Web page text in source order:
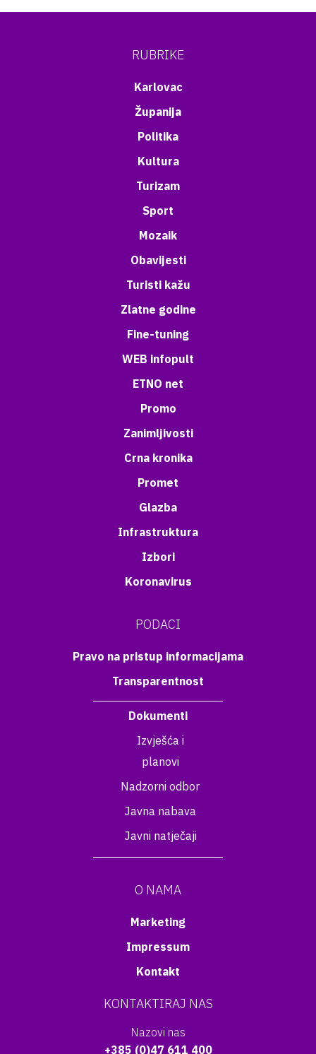
RUBRIKE
Karlovac
Županija
Politika
Kultura
Turizam
Sport
Mozaik
Obavijesti
Turisti kažu
Zlatne godine
Fine-tuning
WEB infopult
ETNO net
Promo
Zanimljivosti
Crna kronika
Promet
Glazba
Infrastruktura
Izbori
Koronavirus
PODACI
Pravo na pristup informacijama
Transparentnost
Dokumenti
Izvješća i
planovi
Nadzorni odbor
Javna nabava
Javni natječaji
O NAMA
Marketing
Impressum
Kontakt
KONTAKTIRAJ NAS
Nazovi nas
+385 (0)47 611 400